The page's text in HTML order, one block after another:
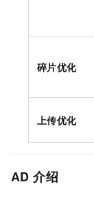
碎片优化
上传优化
AD 介绍